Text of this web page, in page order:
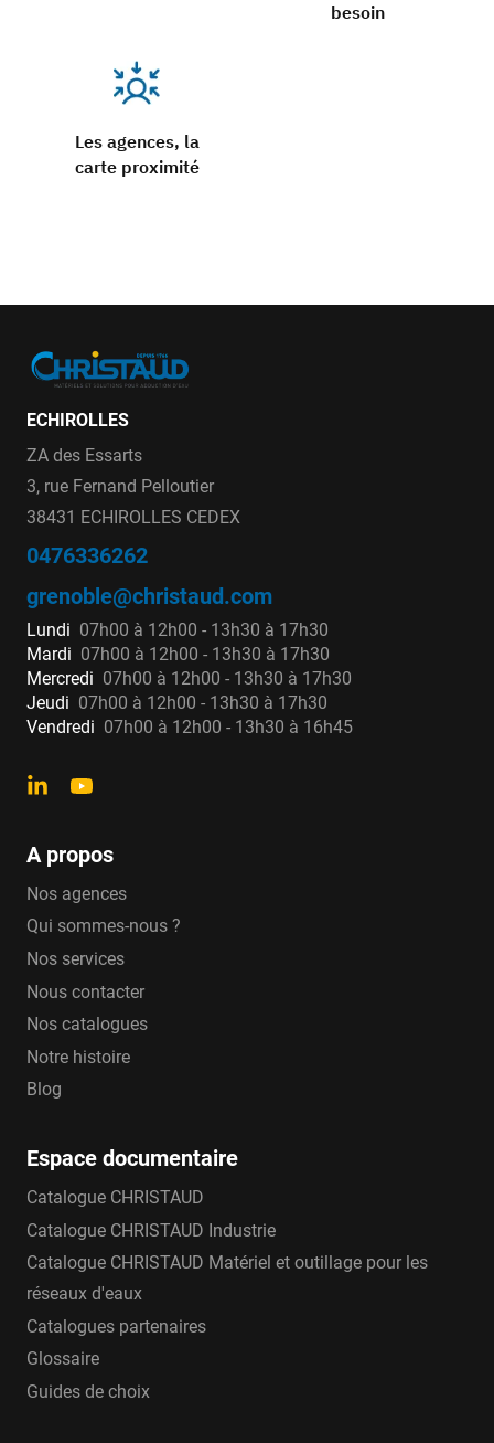
besoin
Les agences, la
carte proximité
ECHIROLLES
ZA des Essarts
3, rue Fernand Pelloutier
38431 ECHIROLLES CEDEX
0476336262
grenoble@christaud.com
Lundi 07h00 à 12h00 - 13h30 à 17h30
Mardi 07h00 à 12h00 - 13h30 à 17h30
Mercredi 07h00 à 12h00 - 13h30 à 17h30
Jeudi 07h00 à 12h00 - 13h30 à 17h30
Vendredi 07h00 à 12h00 - 13h30 à 16h45
A propos
Nos agences
Qui sommes-nous ?
Nos services
Nous contacter
Nos catalogues
Notre histoire
Blog
Espace documentaire
Catalogue CHRISTAUD
Catalogue CHRISTAUD Industrie
Catalogue CHRISTAUD Matériel et outillage pour les
réseaux d'eaux
Catalogues partenaires
Glossaire
Guides de choix